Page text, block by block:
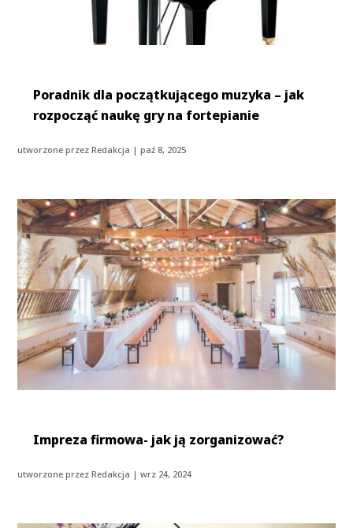
Poradnik dla początkującego muzyka – jak
rozpocząć naukę gry na fortepianie
utworzone przezRedakcja |paź 8, 2025
Impreza firmowa- jak ją zorganizować?
utworzone przezRedakcja |wrz 24, 2024